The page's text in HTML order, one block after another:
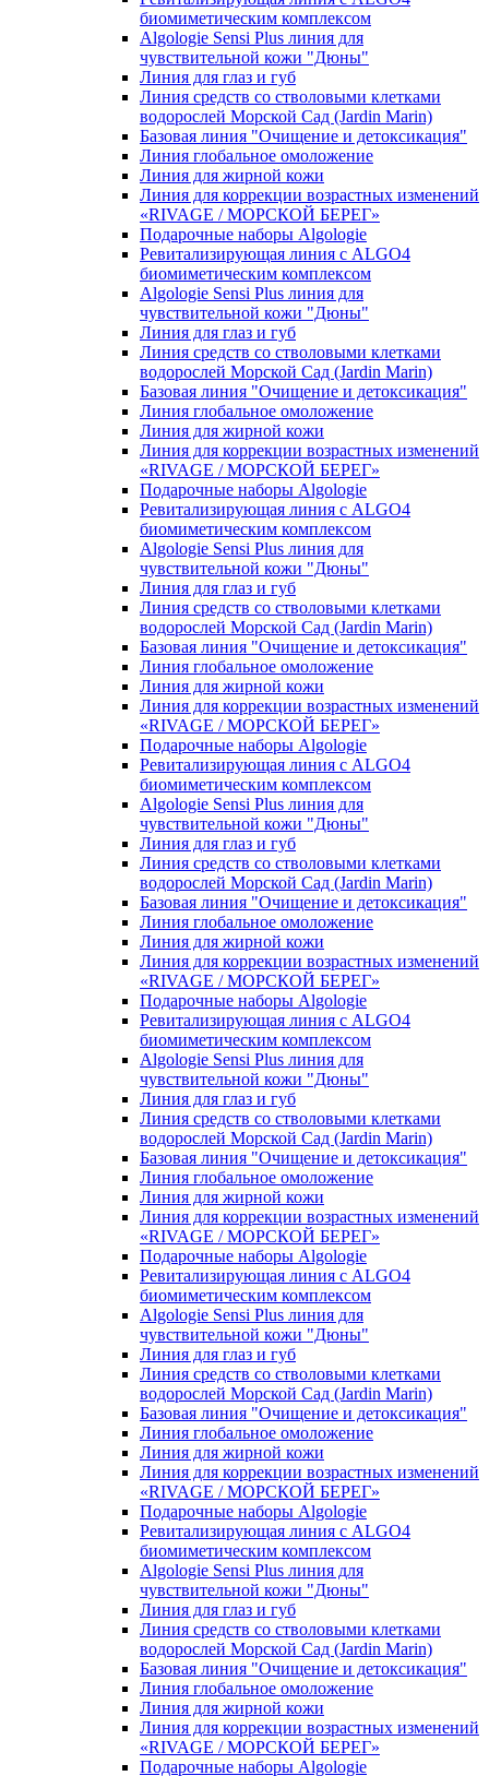
биомиметическим комплексом
Algologie Sensi Plus линия для
чувcтвительной кожи "Дюны"
Линия для глаз и губ
Линия средств со стволовыми клетками
водорослей Морской Сад (Jardin Marin)
Базовая линия "Очищение и детоксикация"
Линия глобальное омоложение
Линия для жирной кожи
Линия для коррекции возрастных изменений
«RIVAGE / МОРСКОЙ БЕРЕГ»
Подарочные наборы Algologie
Ревитализирующая линия с ALGO4
биомиметическим комплексом
Algologie Sensi Plus линия для
чувcтвительной кожи "Дюны"
Линия для глаз и губ
Линия средств со стволовыми клетками
водорослей Морской Сад (Jardin Marin)
Базовая линия "Очищение и детоксикация"
Линия глобальное омоложение
Линия для жирной кожи
Линия для коррекции возрастных изменений
«RIVAGE / МОРСКОЙ БЕРЕГ»
Подарочные наборы Algologie
Ревитализирующая линия с ALGO4
биомиметическим комплексом
Algologie Sensi Plus линия для
чувcтвительной кожи "Дюны"
Линия для глаз и губ
Линия средств со стволовыми клетками
водорослей Морской Сад (Jardin Marin)
Базовая линия "Очищение и детоксикация"
Линия глобальное омоложение
Линия для жирной кожи
Линия для коррекции возрастных изменений
«RIVAGE / МОРСКОЙ БЕРЕГ»
Подарочные наборы Algologie
Ревитализирующая линия с ALGO4
биомиметическим комплексом
Algologie Sensi Plus линия для
чувcтвительной кожи "Дюны"
Линия для глаз и губ
Линия средств со стволовыми клетками
водорослей Морской Сад (Jardin Marin)
Базовая линия "Очищение и детоксикация"
Линия глобальное омоложение
Линия для жирной кожи
Линия для коррекции возрастных изменений
«RIVAGE / МОРСКОЙ БЕРЕГ»
Подарочные наборы Algologie
Ревитализирующая линия с ALGO4
биомиметическим комплексом
Algologie Sensi Plus линия для
чувcтвительной кожи "Дюны"
Линия для глаз и губ
Линия средств со стволовыми клетками
водорослей Морской Сад (Jardin Marin)
Базовая линия "Очищение и детоксикация"
Линия глобальное омоложение
Линия для жирной кожи
Линия для коррекции возрастных изменений
«RIVAGE / МОРСКОЙ БЕРЕГ»
Подарочные наборы Algologie
Ревитализирующая линия с ALGO4
биомиметическим комплексом
Algologie Sensi Plus линия для
чувcтвительной кожи "Дюны"
Линия для глаз и губ
Линия средств со стволовыми клетками
водорослей Морской Сад (Jardin Marin)
Базовая линия "Очищение и детоксикация"
Линия глобальное омоложение
Линия для жирной кожи
Линия для коррекции возрастных изменений
«RIVAGE / МОРСКОЙ БЕРЕГ»
Подарочные наборы Algologie
Ревитализирующая линия с ALGO4
биомиметическим комплексом
Algologie Sensi Plus линия для
чувcтвительной кожи "Дюны"
Линия для глаз и губ
Линия средств со стволовыми клетками
водорослей Морской Сад (Jardin Marin)
Базовая линия "Очищение и детоксикация"
Линия глобальное омоложение
Линия для жирной кожи
Линия для коррекции возрастных изменений
«RIVAGE / МОРСКОЙ БЕРЕГ»
Подарочные наборы Algologie